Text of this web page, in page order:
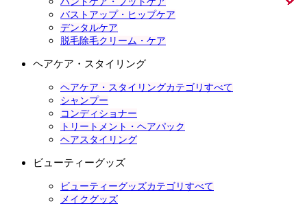
バストアップ・ヒップケア
デンタルケア
脱毛除毛クリーム・ケア
ヘアケア・スタイリング
ヘアケア・スタイリングカテゴリすべて
シャンプー
コンディショナー
トリートメント・ヘアパック
ヘアスタイリング
ビューティーグッズ
ビューティーグッズカテゴリすべて
メイクグッズ